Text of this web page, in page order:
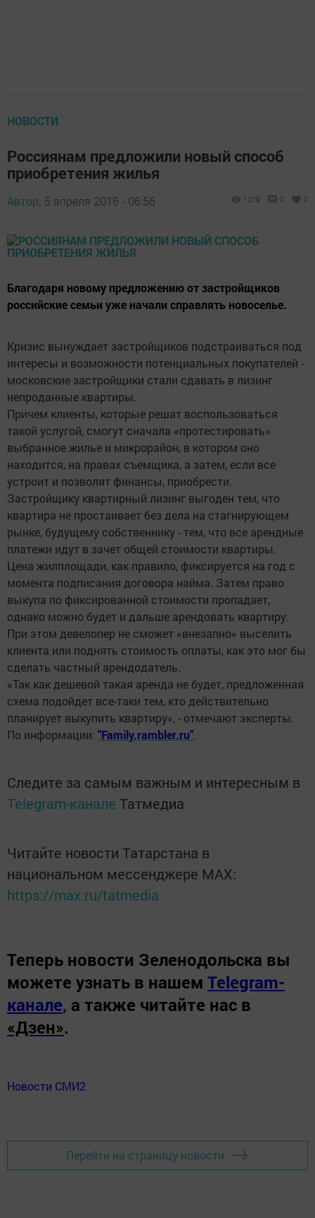
НОВОСТИ
Россиянам предложили новый способ
приобретения жилья
Автор, 5 апреля 2016 - 06:56 1219 0 0
Благодаря новому предложению от застройщиков
российские семьи уже начали справлять новоселье.
Кризис вынуждает застройщиков подстраиваться под
интересы и возможности потенциальных покупателей -
московские застройщики стали сдавать в лизинг
непроданные квартиры.
Причем клиенты, которые решат воспользоваться
такой услугой, смогут сначала «протестировать»
выбранное жилье и микрорайон, в котором оно
находится, на правах съемщика, а затем, если все
устроит и позволят финансы, приобрести.
Застройщику квартирный лизинг выгоден тем, что
квартира не простаивает без дела на стагнирующем
рынке, будущему собственнику - тем, что все арендные
платежи идут в зачет общей стоимости квартиры.
Цена жилплощади, как правило, фиксируется на год с
момента подписания договора найма. Затем право
выкупа по фиксированной стоимости пропадает,
однако можно будет и дальше арендовать квартиру.
При этом девелопер не сможет «внезапно» выселить
клиента или поднять стоимость оплаты, как это мог бы
сделать частный арендодатель.
«Так как дешевой такая аренда не будет, предложенная
схема подойдет все-таки тем, кто действительно
планирует выкупить квартиру», - отмечают эксперты.
По информации: "Family.rambler.ru".
Следите за самым важным и интересным в
Telegram-канале Татмедиа
Читайте новости Татарстана в
национальном мессенджере MАХ:
https://max.ru/tatmedia
Теперь новости Зеленодольска вы
можете узнать в нашем Telegram-
канале, а также читайте нас в
«Дзен».
Новости СМИ2
Перейти на страницу новости